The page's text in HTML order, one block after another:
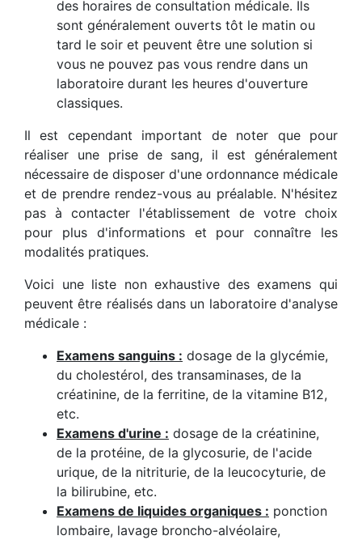
des horaires de consultation médicale. Ils
sont généralement ouverts tôt le matin ou
tard le soir et peuvent être une solution si
vous ne pouvez pas vous rendre dans un
laboratoire durant les heures d'ouverture
classiques.
Il est cependant important de noter que pour
réaliser une prise de sang, il est généralement
nécessaire de disposer d'une ordonnance médicale
et de prendre rendez-vous au préalable. N'hésitez
pas à contacter l'établissement de votre choix
pour plus d'informations et pour connaître les
modalités pratiques.
Voici une liste non exhaustive des examens qui
peuvent être réalisés dans un laboratoire d'analyse
médicale :
Examens sanguins : dosage de la glycémie,
du cholestérol, des transaminases, de la
créatinine, de la ferritine, de la vitamine B12,
etc.
Examens d'urine : dosage de la créatinine,
de la protéine, de la glycosurie, de l'acide
urique, de la nitriturie, de la leucocyturie, de
la bilirubine, etc.
Examens de liquides organiques : ponction
lombaire, lavage broncho-alvéolaire,